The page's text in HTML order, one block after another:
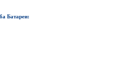
Батареи: